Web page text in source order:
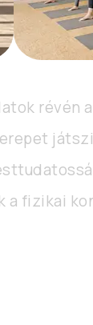
a fizikai